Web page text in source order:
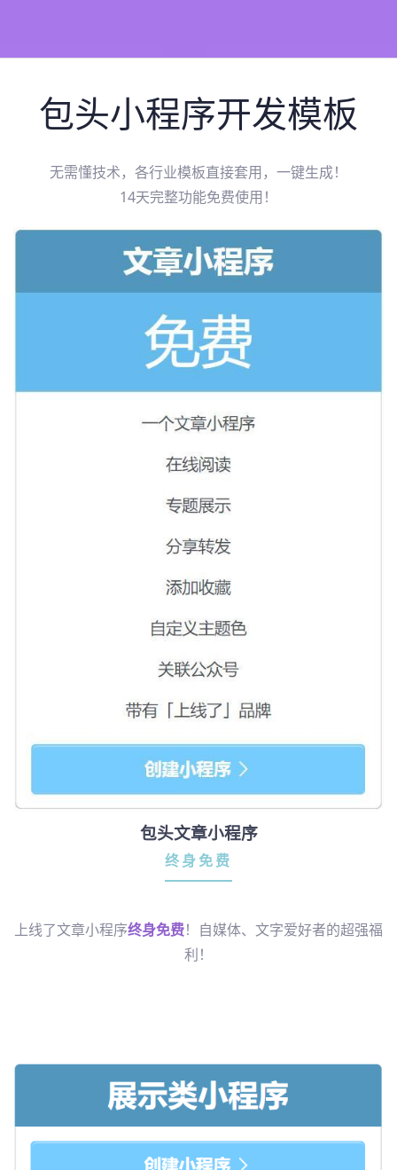
包头小程序开发模板
无需懂技术，各行业模板直接套用，一键生成！
14天完整功能免费使用！
包头文章小程序
终身免费
上线了文章小程序终身免费！自媒体、文字爱好者的超强福
利！